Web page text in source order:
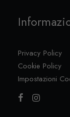
Privacy Policy
Cookie Policy
Impostazioni